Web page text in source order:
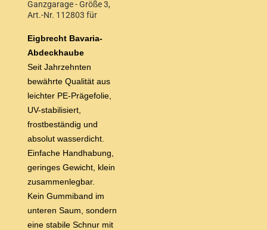
Ganzgarage - Größe 3,
Art.-Nr. 112803 für
4,20 m Wagenlänge
Eigbrecht Bavaria-
Abdeckhaube
Seit Jahrzehnten
bewährte Qualität aus
leichter PE-Prägefolie,
UV-stabilisiert,
frostbeständig und
absolut wasserdicht.
Einfache Handhabung,
geringes Gewicht, klein
zusammenlegbar.
Kein Gummiband im
unteren Saum, sondern
eine stabile Schnur mit